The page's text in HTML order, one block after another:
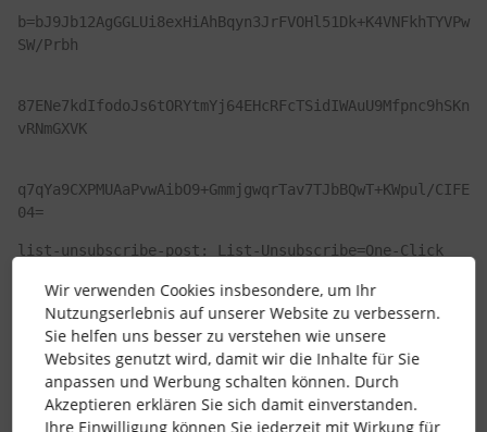
b=bJ9Jb12AgGGLUi8exHiAhBqyn3JrFVOHl51Dk+K4VNFkhTYVPw
SW/Prbh
87ENe7kdIfodoJs6tORYtmYj64EHcRFcTSidIWAuU9Mfpnc9hSKn
vRNmGXVK
q7qYa9CXPMUAaPvwAibO9+GmmjgwqrTav7TJbBQwT+KWpul/CIFE
04=
list-unsubscribe-post: List-Unsubscribe=One-Click
feedback-id: 42.351729.337261:MJ
x-csa-complaints: csa-complaints@eco.de
x-mj-mid: CAAABGInJGMAAAAAAAAAAQveDgwAAP-
HUFoAAAAAAAVd8QBkyOy2mbF-xSCaQESAjJl53f07rwAFJW0
x-report-abuse-to: Message sent by Mailjet please
Wir verwenden Cookies insbesondere, um Ihr
Nutzungserlebnis auf unserer Website zu verbessern.
Sie helfen uns besser zu verstehen wie unsere
Websites genutzt wird, damit wir die Inhalte für Sie
anpassen und Werbung schalten können. Durch
Akzeptieren erklären Sie sich damit einverstanden.
Ihre Einwilligung können Sie jederzeit mit Wirkung für